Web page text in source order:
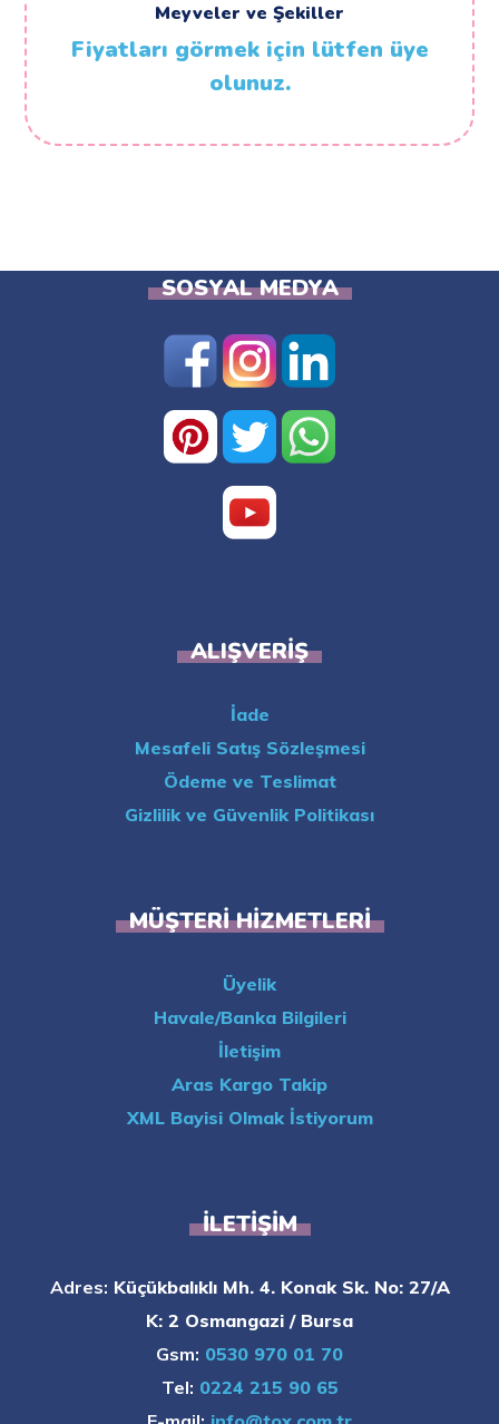
Meyveler ve Şekiller
Fiyatları görmek için lütfen üye
olunuz.
SOSYAL MEDYA
ALIŞVERIŞ
İade
Mesafeli Satış Sözleşmesi
Ödeme ve Teslimat
Gizlilik ve Güvenlik Politikası
MÜŞTERI HIZMETLERI
Üyelik
Havale/Banka Bilgileri
İletişim
Aras Kargo Takip
XML Bayisi Olmak İstiyorum
İLETIŞIM
Adres: Küçükbalıklı Mh. 4. Konak Sk. No: 27/A
K: 2 Osmangazi / Bursa
Gsm: 0530 970 01 70
Tel: 0224 215 90 65